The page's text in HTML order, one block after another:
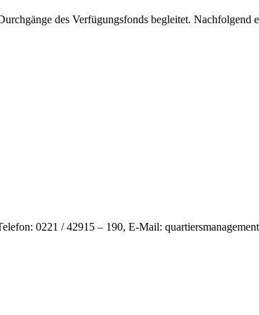
des Verfügungsfonds begleitet. Nachfolgend
0221 / 42915 – 190, E-Mail: